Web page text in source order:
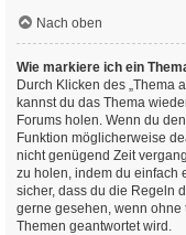
Nach oben
Wie markiere ich ein
Durch Klicken des „Thema
kannst du das Thema
Forums holen. Wenn du
Funktion möglicherweise
nicht genügend Zeit
zu holen, indem du einfach
sicher, dass du die Regeln
gerne gesehen, wenn
Themen geantwortet wird.